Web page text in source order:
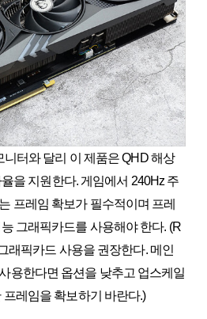
터와 달리 이 제품은 QHD 해상
을 지원한다. 게임에서 240Hz 주
프레임 확보가 필수적이며 프레
그래픽카드를 사용해야 한다. (R
래픽카드 사용을 권장한다. 메인
용한다면 옵션을 낮추고 업스케일
레임을 확보하기 바란다.)